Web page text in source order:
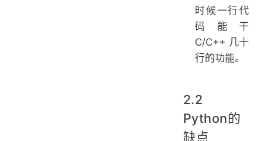
时候一行代
码能干
C/C++ 几十
行的功能。
2.2
Python的
缺点